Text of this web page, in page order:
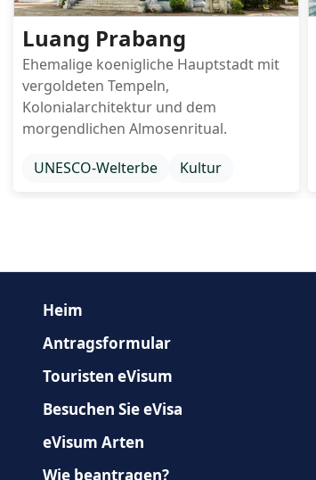
Luang Prabang
Ehemalige koenigliche Hauptstadt mit
vergoldeten Tempeln,
Kolonialarchitektur und dem
morgendlichen Almosenritual.
UNESCO-Welterbe Kultur
Heim
Antragsformular
Touristen eVisum
Besuchen Sie eVisa
eVisum Arten
Wie beantragen?